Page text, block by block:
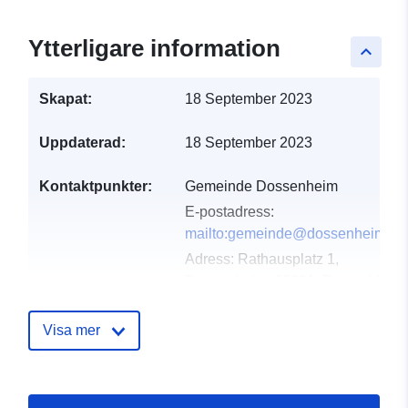
keyboard_arrow_up
Ytterligare information
Skapat: 18 September 2023
Uppdaterad: 18 September 2023
Kontaktpunkter:
Gemeinde Dossenheim
E-postadress:
mailto:gemeinde@dossenheim.de
Adress: Rathausplatz 1,
December 2025
Visa mer